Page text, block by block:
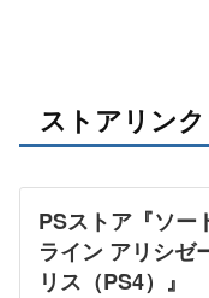
ストアリンク
PSストア『ソー
ライン アリシゼ
リス（PS4）』